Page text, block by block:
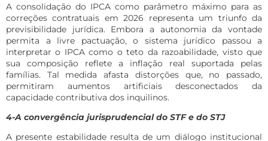
A consolidação do IPCA como parâmetro máximo para as
correções contratuais em 2026 representa um triunfo da
previsibilidade jurídica. Embora a autonomia da vontade
permita a livre pactuação, o sistema jurídico passou a
interpretar o IPCA como o teto da razoabilidade, visto que
sua composição reflete a inflação real suportada pelas
famílias. Tal medida afasta distorções que, no passado,
permitiram aumentos artificiais desconectados da
capacidade contributiva dos inquilinos.
4-A convergência jurisprudencial do STF e do STJ
A presente estabilidade resulta de um diálogo institucional